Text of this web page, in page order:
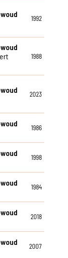
1992
1988
2023
1986
1998
1984
2018
2007